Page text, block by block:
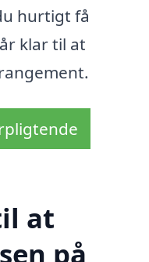
hurtigt få
klar til at
at
på